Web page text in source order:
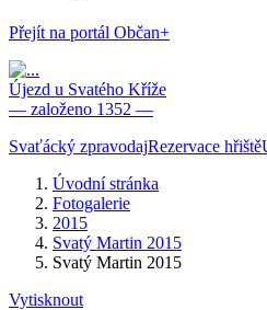
Přejít na portál Občan+
Újezd u Svatého Kříže
— založeno 1352 —
Svaťácký zpravodajRezervace hřiště
Úvodní stránka
Fotogalerie
2015
Svatý Martin 2015
Svatý Martin 2015
Vytisknout